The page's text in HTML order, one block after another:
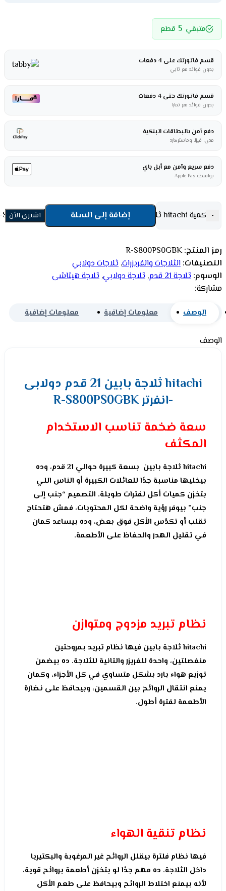
متبقي 5 قطع
قسم فاتورتك على 4 دفعات
بدون فوائد مع تابي
قسم فاتورتك حتى 4 دفعات
بدون فوائد مع تمارا
دفع آمن بالبطاقات البنكية
مدى، فيزا، وماستركارد
دفع سريع وآمن مع أبل باي
بواسطة Apple Pay
- كمية hitachi ثلاجة بابين 21 قدم دولابى -انفرتر R-S800PS0GBK إضافة إلى السلة اشتري الأن
رمز المنتج:R-S800PS0GBK
التصنيفات: الثلاجات والفريزرات, ثلاجات دولابي
الوسوم: ثلاجة 21 قدم , ثلاجة دولابي, ثلاجة هيتاشى
مشاركة:
الوصف معلومات إضافية معلومات إضافية
الوصف
hitachi ثلاجة بابين 21 قدم دولابى
-انفرتر R-S800PS0GBK
سعة ضخمة تناسب الاستخدام
المكثف
hitachi ثلاجة بابين بسعة كبيرة حوالي 21 قدم، وده
بيخليها مناسبة جدًا للعائلات الكبيرة أو الناس اللي
بتخزن كميات أكل لفترات طويلة. التصميم “جنب إلى
جنب” بيوفر رؤية واضحة لكل المحتويات، فمش هتحتاج
تقلب أو تكدّس الأكل فوق بعض، وده بيساعد كمان
في تقليل الهدر والحفاظ على الأطعمة.
نظام تبريد مزدوج ومتوازن
hitachi ثلاجة بابين فيها نظام تبريد بمروحتين
منفصلتين، واحدة للفريزر والتانية للثلاجة. ده بيضمن
توزيع هواء بارد بشكل متساوي في كل الأجزاء، وكمان
يمنع انتقال الروائح بين القسمين، وبيحافظ على نضارة
الأطعمة لفترة أطول.
نظام تنقية الهواء
فيها نظام فلترة بيقلل الروائح غير المرغوبة والبكتيريا
داخل الثلاجة. ده مهم جدًا لو بتخزن أطعمة بروائح قوية،
لأنه بيمنع اختلاط الروائح وبيحافظ على طعم الأكل